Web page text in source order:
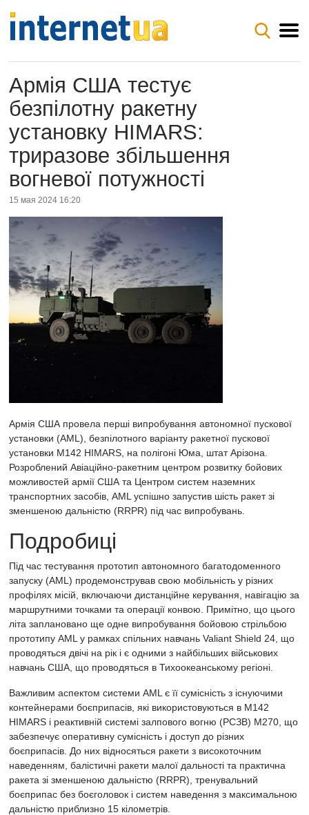
Армія США тестує
безпілотну ракетну
установку HIMARS:
триразове збільшення
вогневої потужності
15 мая 2024 16:20
Армія США провела перші випробування автономної пускової
установки (AML), безпілотного варіанту ракетної пускової
установки M142 HIMARS, на полігоні Юма, штат Арізона.
Розроблений Авіаційно-ракетним центром розвитку бойових
можливостей армії США та Центром систем наземних
транспортних засобів, AML успішно запустив шість ракет зі
зменшеною дальністю (RRPR) під час випробувань.
Подробиці
Під час тестування прототип автономного багатодоменного
запуску (AML) продемонстрував свою мобільність у різних
профілях місій, включаючи дистанційне керування, навігацію за
маршрутними точками та операції конвою. Примітно, що цього
літа заплановано ще одне випробування бойовою стрільбою
прототипу AML у рамках спільних навчань Valiant Shield 24, що
проводяться двічі на рік і є одними з найбільших військових
навчань США, що проводяться в Тихоокеанському регіоні.
Важливим аспектом системи AML є її сумісність з існуючими
контейнерами боєприпасів, які використовуються в M142
HIMARS і реактивній системі залпового вогню (РСЗВ) M270, що
забезпечує оперативну сумісність і доступ до різних
боєприпасів. До них відносяться ракети з високоточним
наведенням, балістичні ракети малої дальності та практична
ракета зі зменшеною дальністю (RRPR), тренувальний
боєприпас без боєголовок і систем наведення з максимальною
дальністю приблизно 15 кілометрів.